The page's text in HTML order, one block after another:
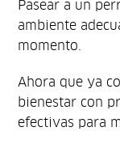
Pasear a un
ambiente
momento.
Ahora que ya
bienestar con
efectivas para